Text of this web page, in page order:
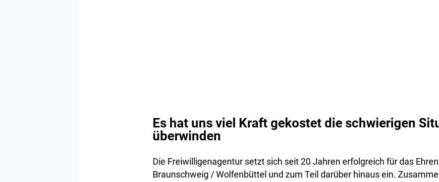
Es hat uns viel Kraft gekostet die schwierigen
überwinden
Die Freiwilligenagentur setzt sich seit 20 Jahren erfolgreich für das
Braunschweig / Wolfenbüttel und zum Teil darüber hinaus ein.